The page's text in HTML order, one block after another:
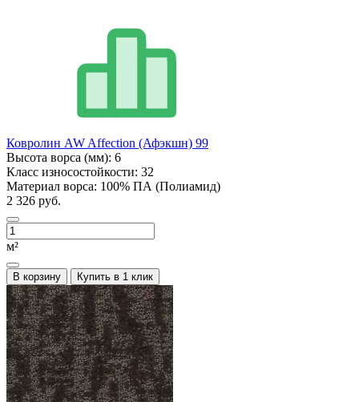
Ковролин AW Affection (Афэкшн) 99
Высота ворса (мм): 6
Класс износостойкости: 32
Материал ворса: 100% ПА (Полиамид)
2 326 руб.
м²
В корзину Купить в 1 клик